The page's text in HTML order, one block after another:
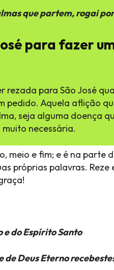
que partem, rogai
para fazer
rezada para São José
pedido. Aquela aflição
seja alguma doença
necessária.
meio e fim; e é na parte
próprias palavras.
e do Espírito Santo
de Deus Eterno